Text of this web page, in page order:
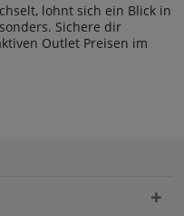
lohnt sich ein Blick in
Sichere dir
Outlet Preisen im